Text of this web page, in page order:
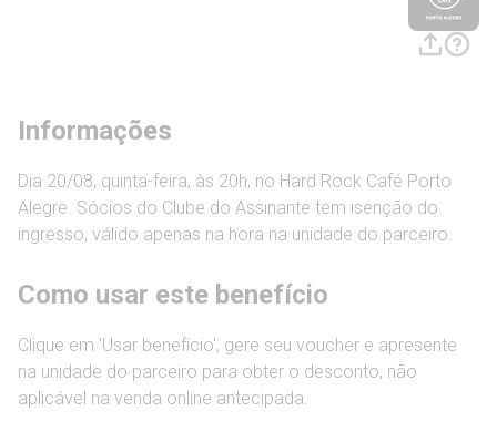
Informações
Dia 20/08, quinta-feira, às 20h, no Hard Rock Café Porto
Alegre. Sócios do Clube do Assinante tem isenção do
ingresso, válido apenas na hora na unidade do parceiro.
Como usar este benefício
Clique em 'Usar benefício', gere seu voucher e apresente
na unidade do parceiro para obter o desconto, não
aplicável na venda online antecipada.